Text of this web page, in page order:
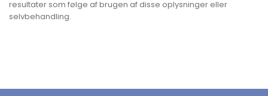
resultater som følge af brugen af disse oplysninger eller
selvbehandling.